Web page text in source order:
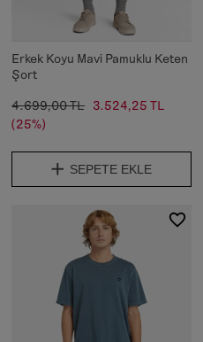
Erkek Koyu Mavi Pamuklu Keten
Şort
4.699,00 TL 3.524,25 TL
(25%)
SEPETE EKLE